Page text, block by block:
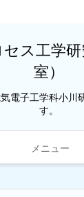
ス工学
室）
電子工学科小川
す。
メニュー